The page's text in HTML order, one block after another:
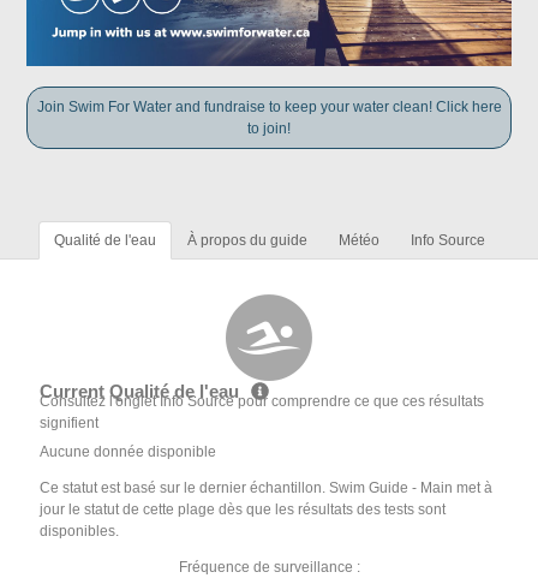
Join Swim For Water and fundraise to keep your water clean! Click here
to join!
Qualité de l'eau À propos du guide Météo Info Source
Current Qualité de l'eau
Consultez l'onglet Info Source pour comprendre ce que ces résultats
signifient
Aucune donnée disponible
Ce statut est basé sur le dernier échantillon. Swim Guide - Main met à
jour le statut de cette plage dès que les résultats des tests sont
disponibles.
Fréquence de surveillance :